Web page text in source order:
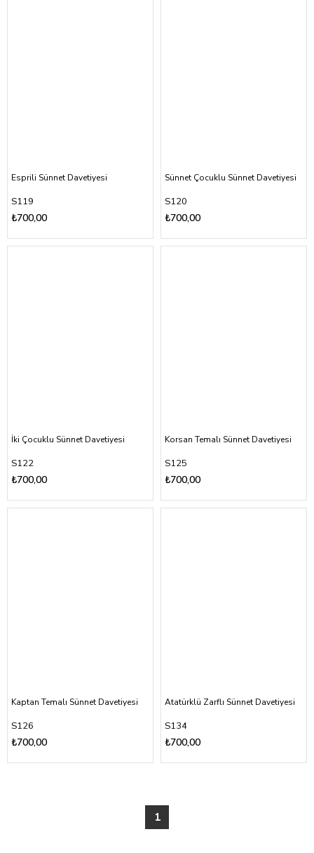
Esprili Sünnet Davetiyesi
S119
₺700,00
Sünnet Çocuklu Sünnet Davetiyesi
S120
₺700,00
İki Çocuklu Sünnet Davetiyesi
S122
₺700,00
Korsan Temalı Sünnet Davetiyesi
S125
₺700,00
Kaptan Temalı Sünnet Davetiyesi
S126
₺700,00
Atatürklü Zarflı Sünnet Davetiyesi
S134
₺700,00
1